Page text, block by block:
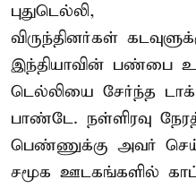
புதுடெல்லி,
விருந்தினர்கள்
இந்தியாவின் பண்பை
டெல்லியை சேர்ந்த
பாண்டே. நள்ளிரவு
பெண்ணுக்கு அவர்
சமூக ஊடகங்களில்